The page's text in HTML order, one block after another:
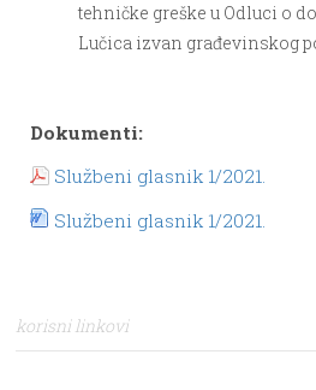
tehničke greške u Odluci o
Lučica izvan građevinskog
Dokumenti:
Službeni glasnik 1/2021.
Službeni glasnik 1/2021.
korisni linkovi